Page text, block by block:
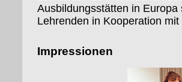
Ausbildungsstätten in
Lehrenden in Kooperation
Impressionen